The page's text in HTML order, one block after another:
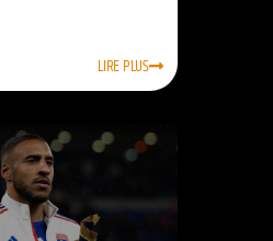
LIRE PLUS